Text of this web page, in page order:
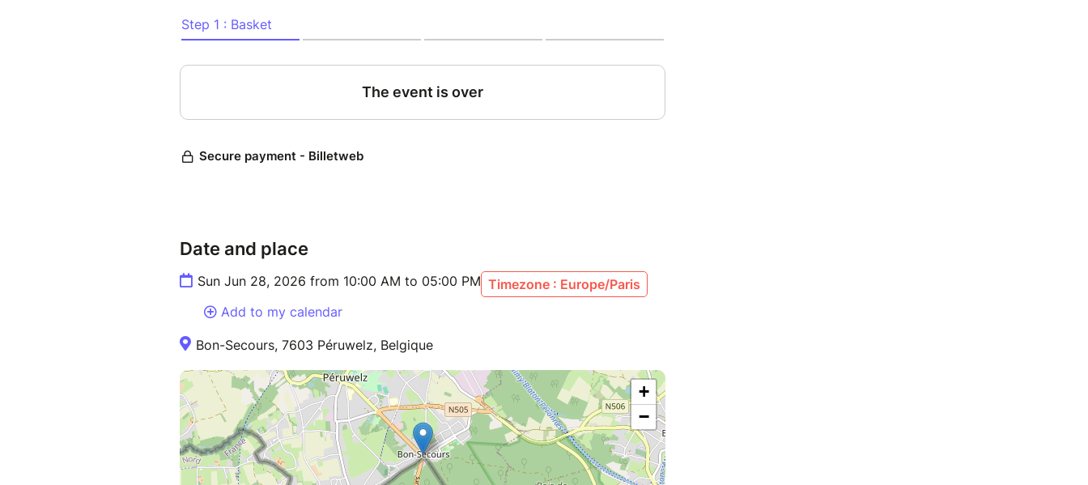
Date and place
Sun Jun 28, 2026 from 10:00 AM to 05:00 PM Timezone : Europe/Paris
Add to my calendar
Bon-Secours, 7603 Péruwelz, Belgique
+
−